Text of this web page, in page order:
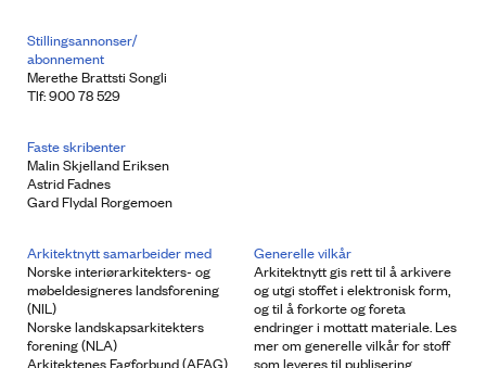
Stillingsannonser/
abonnement
Merethe Brattsti Songli
Tlf: 900 78 529
Faste skribenter
Malin Skjelland Eriksen
Astrid Fadnes
Gard Flydal Rorgemoen
Arkitektnytt samarbeider med
Norske interiørarkitekters- og
møbeldesigneres landsforening
(NIL)
Norske landskapsarkitekters
forening (NLA)
Arkitektenes Fagforbund (AFAG)
Generelle vilkår
Arkitektnytt gis rett til å arkivere
og utgi stoffet i elektronisk form,
og til å forkorte og foreta
endringer i mottatt materiale. Les
mer om generelle vilkår for stoff
som leveres til publisering.